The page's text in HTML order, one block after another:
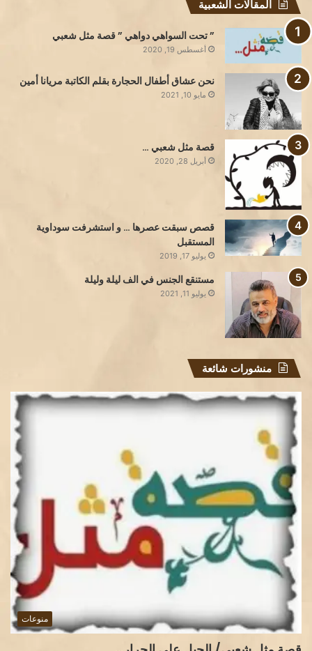
المقالات الشعبية
” تحت السواهي دواهي ” قصة مثل شعبي
أغسطس 19, 2020
نحن عشاق أطفال الحجارة بقلم الكاتبة مريانا أمين
مايو 10, 2021
قصة مثل شعبي …
أبريل 28, 2020
قصص سبقت عصرها … و استشرفت سوداوية
المستقبل
يوليو 17, 2019
مستنقع الجنس في الف ليلة وليلة
يوليو 11, 2021
منشورات شائعة
منوعات